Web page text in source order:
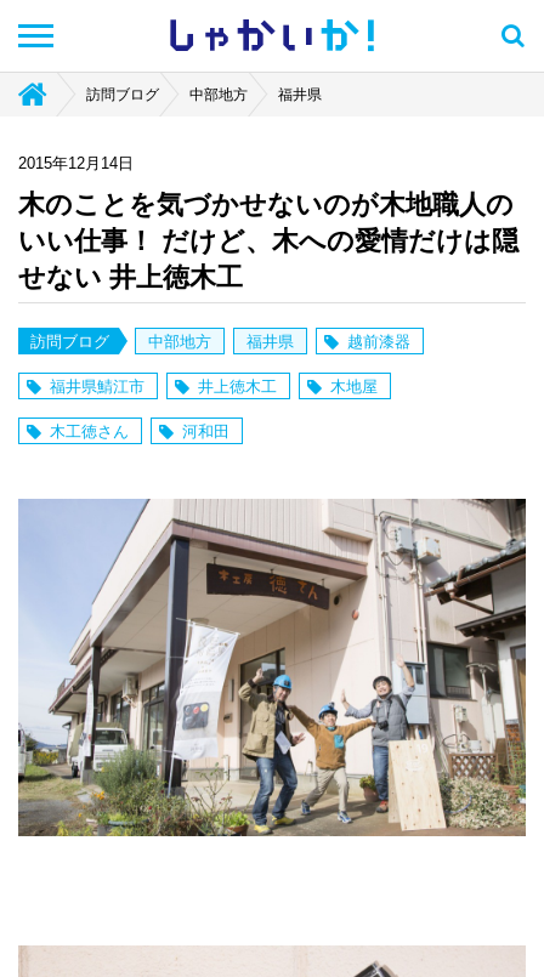
しゃかい か！
訪問ブログ 中部地方 福井県
2015年12月14日
木のことを気づかせないのが木地職人の
いい仕事！ だけど、木への愛情だけは隠
せない 井上徳木工
訪問ブログ 中部地方 福井県 越前漆器
福井県鯖江市 井上徳木工 木地屋
木工徳さん 河和田